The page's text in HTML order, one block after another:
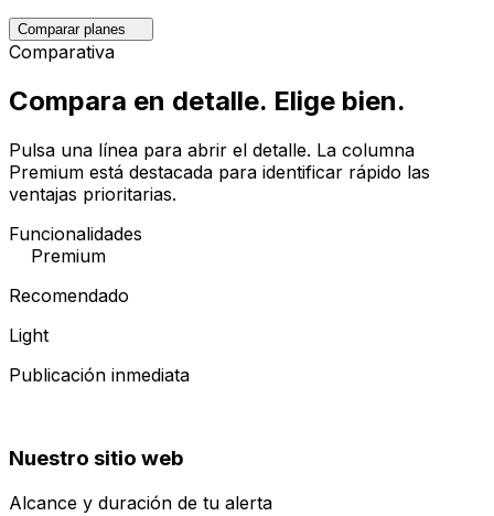
Comparar planes
Comparativa
Compara en detalle. Elige bien.
Pulsa una línea para abrir el detalle. La columna
Premium está destacada para identificar rápido las
ventajas prioritarias.
Funcionalidades
Premium
Recomendado
Light
Publicación inmediata
Nuestro sitio web
Alcance y duración de tu alerta